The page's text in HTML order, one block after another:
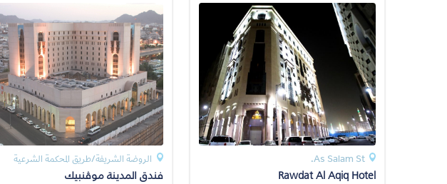
As Salam St.
Rawdat Al Aqiq Hotel
الروضة الشريفة/طريق المحكمة الشرعية
فندق المدينة موڤنبيك